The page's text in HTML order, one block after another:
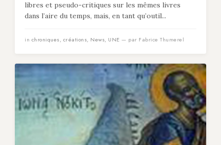
libres et pseudo-critiques sur les mêmes livres
dans l’aire du temps, mais, en tant qu’outil...
in chroniques, créations, News, UNE — par Fabrice Thumerel